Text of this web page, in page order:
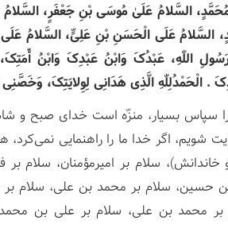
السَّلامُ عَلَیٰ مُوسَی بْنِ جَعْفَرٍ،
عَلَی الْحَسَنِ بْنِ عَلِیٍّ، السَّلامُ عَلَی
اللّٰهِ، عَبْدُکَ وَابْنُ عَبْدِکَ وَابْنُ
. الْحَمْدُلِلّٰهِ الَّذِی هَدَانِی لِوِلایَتِکَ،
سپاس بسیار، منزّه است خدای صبح و
شویم، اگر خدا ما را راهنمایی نمی‌کرد،
سلام بر امیرمؤمنان، سلام بر
سلام بر محمد بن علی، سلام
محمد بن علی، سلام بر علی بن